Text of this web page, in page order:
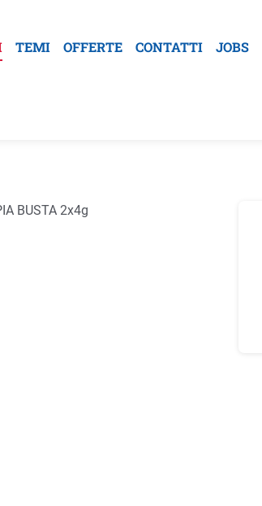
TEMI OFFERTE CONTATTI JOBS
immagini